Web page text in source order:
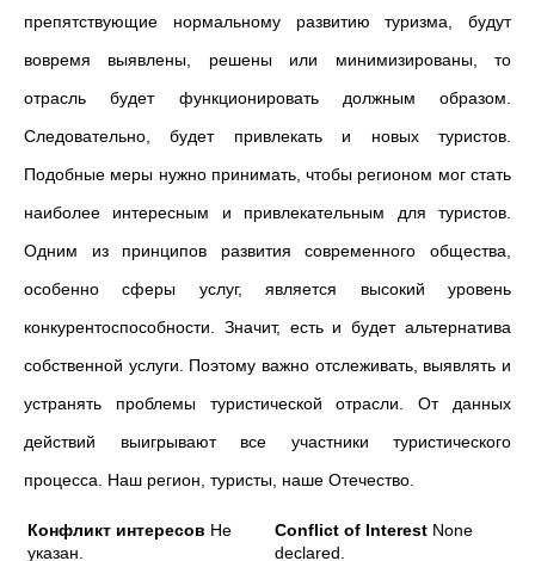
препятствующие нормальному развитию туризма, будут
вовремя выявлены, решены или минимизированы, то
отрасль будет функционировать должным образом.
Следовательно, будет привлекать и новых туристов.
Подобные меры нужно принимать, чтобы регионом мог стать
наиболее интересным и привлекательным для туристов.
Одним из принципов развития современного общества,
особенно сферы услуг, является высокий уровень
конкурентоспособности. Значит, есть и будет альтернатива
собственной услуги. Поэтому важно отслеживать, выявлять и
устранять проблемы туристической отрасли. От данных
действий выигрывают все участники туристического
процесса. Наш регион, туристы, наше Отечество.
Конфликт интересов Не
указан.
Conflict of Interest None
declared.